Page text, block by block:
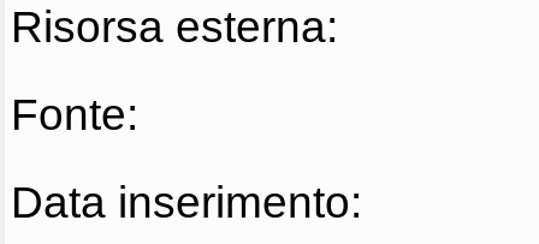
Risorsa esterna:
Fonte:
Data inserimento: